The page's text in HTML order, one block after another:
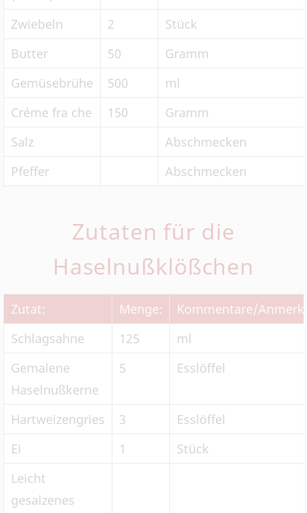
Zwiebeln 2
Stück
Butter
50
Gramm
Gemüsebrühe
500
ml
Créme fra che
150
Gramm
Salz
Abschmecken
Pfeffer
Abschmecken
Zutaten für die
Haselnußklößchen
Zutat: Menge:
Kommentare/
Schlagsahne
125
ml
Gemalene
Haselnußkerne
5 Esslöffel
Hartweizengries 3
Esslöffel
Ei
1
Stück
Leicht
gesalzenes